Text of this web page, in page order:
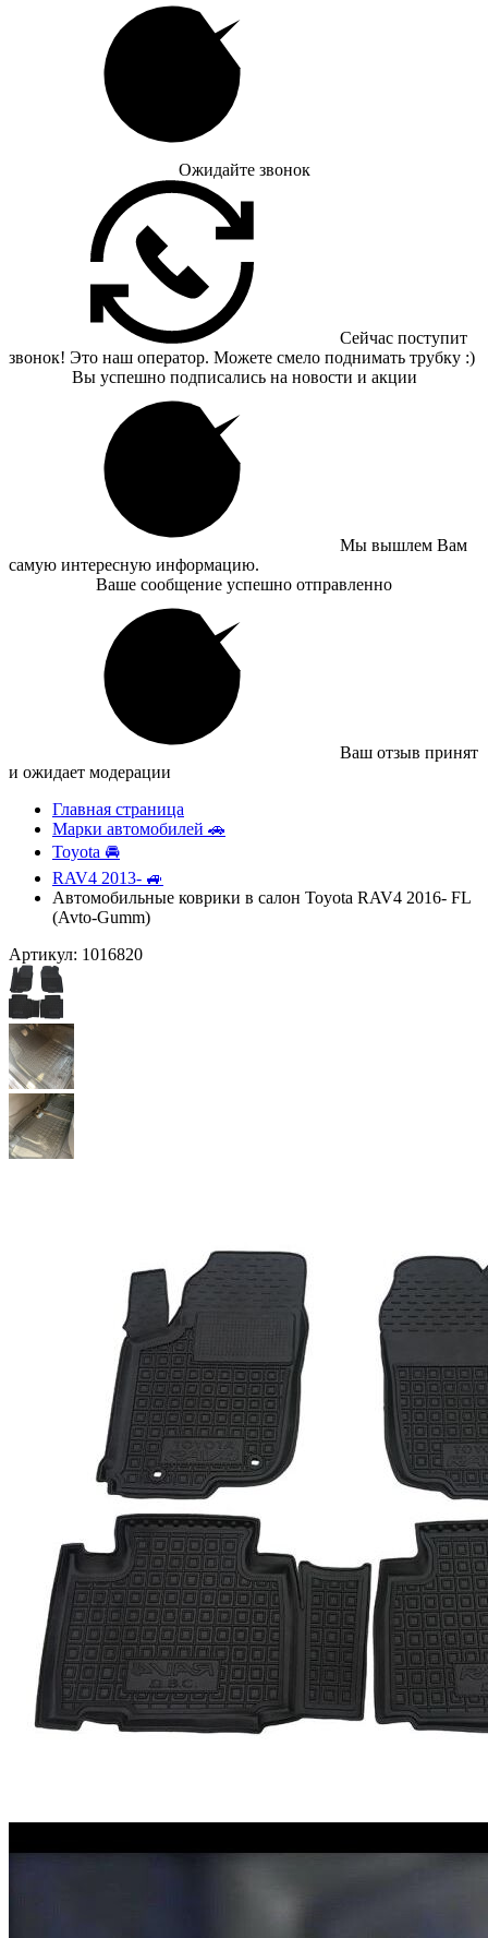
Ожидайте звонок
Сейчас поступит
звонок! Это наш оператор. Можете смело поднимать трубку :)
Вы успешно подписались на новости и акции
Мы вышлем Вам
самую интересную информацию.
Ваше сообщение успешно отправленно
Ваш отзыв принят
и ожидает модерации
Главная страница
Марки автомобилей 🚗
Toyota 🚘
RAV4 2013- 🚙
Автомобильные коврики в салон Toyota RAV4 2016- FL
(Avto-Gumm)
Артикул: 1016820